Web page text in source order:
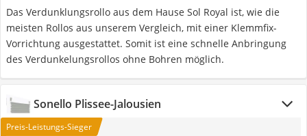
Das Verdunklungsrollo aus dem Hause Sol Royal ist, wie die
meisten Rollos aus unserem Vergleich, mit einer Klemmfix-
Vorrichtung ausgestattet. Somit ist eine schnelle Anbringung
des Verdunkelungsrollos ohne Bohren möglich.
Sonello Plissee-Jalousien
Preis-Leistungs-Sieger